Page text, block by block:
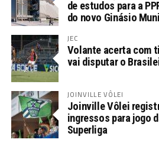
de estudos para a
do novo Ginásio
JEC
Volante acerta com
vai disputar o
JOINVILLE VÔLEI
Joinville Vôlei
ingressos para jogo
Superliga